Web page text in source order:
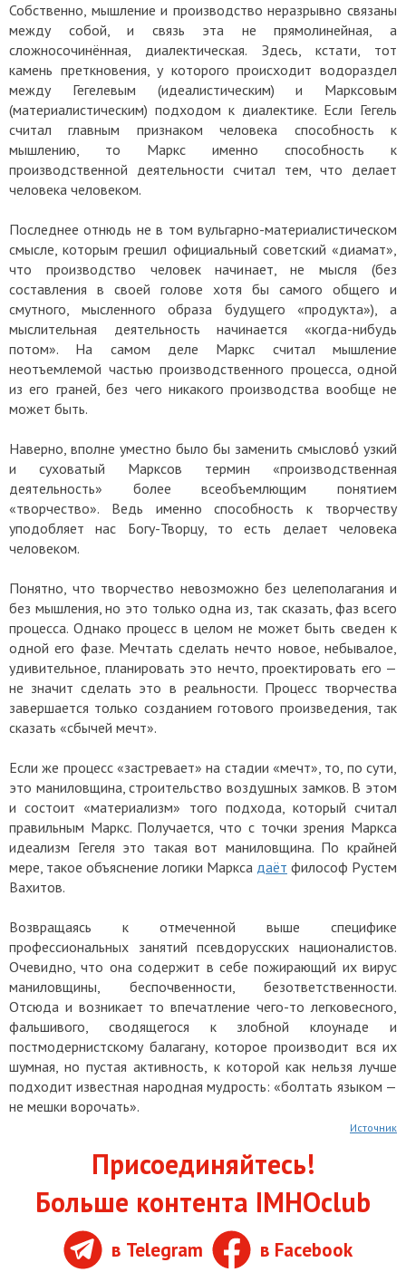
Собственно, мышление и производство неразрывно связаны
между собой, и связь эта не прямолинейная, а
сложносочинённая, диалектическая. Здесь, кстати, тот
камень преткновения, у которого происходит водораздел
между Гегелевым (идеалистическим) и Марксовым
(материалистическим) подходом к диалектике. Если Гегель
считал главным признаком человека способность к
мышлению, то Маркс именно способность к
производственной деятельности считал тем, что делает
человека человеком.
Последнее отнюдь не в том вульгарно-материалистическом
смысле, которым грешил официальный советский «диамат»,
что производство человек начинает, не мысля (без
составления в своей голове хотя бы самого общего и
смутного, мысленного образа будущего «продукта»), а
мыслительная деятельность начинается «когда-нибудь
потом». На самом деле Маркс считал мышление
неотъемлемой частью производственного процесса, одной
из его граней, без чего никакого производства вообще не
может быть.
Наверно, вполне уместно было бы заменить смысловό узкий
и суховатый Марксов термин «производственная
деятельность» более всеобъемлющим понятием
«творчество». Ведь именно способность к творчеству
уподобляет нас Богу-Творцу, то есть делает человека
человеком.
Понятно, что творчество невозможно без целеполагания и
без мышления, но это только одна из, так сказать, фаз всего
процесса. Однако процесс в целом не может быть сведен к
одной его фазе. Мечтать сделать нечто новое, небывалое,
удивительное, планировать это нечто, проектировать его —
не значит сделать это в реальности. Процесс творчества
завершается только созданием готового произведения, так
сказать «сбычей мечт».
Если же процесс «застревает» на стадии «мечт», то, по сути,
это маниловщина, строительство воздушных замков. В этом
и состоит «материализм» того подхода, который считал
правильным Маркс. Получается, что с точки зрения Маркса
идеализм Гегеля это такая вот маниловщина. По крайней
мере, такое объяснение логики Маркса даёт философ Рустем
Вахитов.
Возвращаясь к отмеченной выше специфике
профессиональных занятий псевдорусских националистов.
Очевидно, что она содержит в себе пожирающий их вирус
маниловщины, беспочвенности, безответственности.
Отсюда и возникает то впечатление чего-то легковесного,
фальшивого, сводящегося к злобной клоунаде и
постмодернистскому балагану, которое производит вся их
шумная, но пустая активность, к которой как нельзя лучше
подходит известная народная мудрость: «болтать языком —
не мешки ворочать».
Источник
Присоединяйтесь!
Больше контента IMHOclub
в Telegram в Facebook